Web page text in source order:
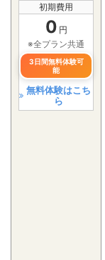
初期費用
0 円
※全プラン共通
3日間無料体験可
能
無料体験はこち
ら